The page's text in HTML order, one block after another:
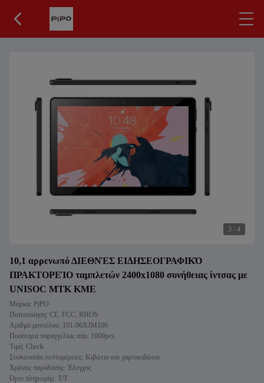
3 / 4
10,1 αρρενωπό ΔΙΕΘΝΈΣ ΕΙΔΗΣΕΟΓΡΑΦΙΚΌ
ΠΡΑΚΤΟΡΕΊΟ ταμπλετών 2400x1080 συνήθειας ίντσας με
UNISOC MTK ΚΜΕ
Μάρκα: PiPO
Πιστοποίηση: CE, FCC, RHOS
Αριθμό μοντέλου: 101-96XJM106
Ποσότητα παραγγελίας min: 1000pcs
Τιμή: Check
Συσκευασία λεπτομέρειες: Κιβώτιο και χαρτοκιβώτιο
Χρόνος παράδοσης: Έλεγχος
Όροι πληρωμής: T/T